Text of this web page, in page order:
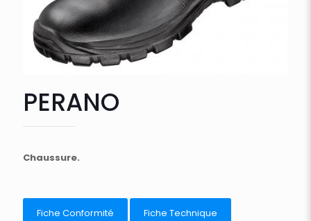
PERANO
Chaussure.
Fiche Conformité
Fiche Technique